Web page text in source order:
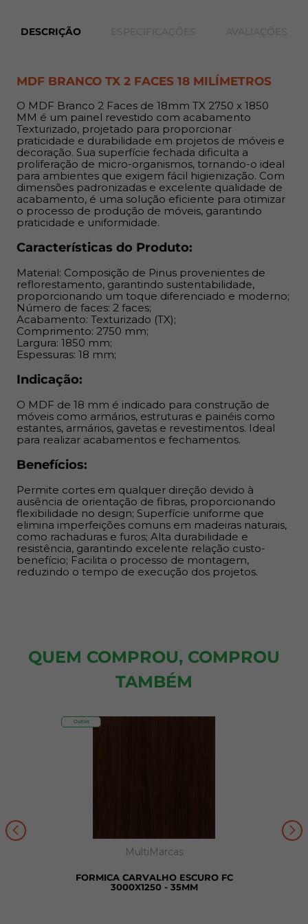
proporcionando um toque diferenciado e moderno;
Comprimento: 2750 mm;
Espessuras: 18 mm;
Indicação:
O MDF de 18 mm é indicado para construção de móveis
como armários, estruturas e painéis como estantes,
armários, gavetas e revestimentos. Ideal para realizar
acabamentos e fechamentos.
Benefícios:
Permite cortes em qualquer direção devido à ausência
de orientação de fibras, proporcionando flexibilidade no
design; Superfície uniforme que elimina imperfeições
comuns em madeiras naturais, como rachaduras e furos;
Alta durabilidade e resistência, garantindo excelente
relação custo-benefício; Facilita o processo de
projetos.
DESCRIÇÃO
MDF BRANCO TX 2 FACES 18 MILÍMETROS
O MDF Branco 2 Faces de 18mm TX 2750 x 1850
MM é um painel revestido com acabamento
Texturizado, projetado para proporcionar
praticidade e durabilidade em projetos de móveis e
decoração. Sua superfície fechada dificulta a
proliferação de micro-organismos, tornando-o ideal
para ambientes que exigem fácil higienização. Com
dimensões padronizadas e excelente qualidade de
acabamento, é uma solução eficiente para otimizar
o processo de produção de móveis, garantindo
praticidade e uniformidade.
Características do Produto:
Material: Composição de Pinus provenientes de
reflorestamento, garantindo sustentabilidade,
proporcionando um toque diferenciado e moderno;
Número de faces: 2 faces;
Acabamento: Texturizado (TX);
Comprimento: 2750 mm;
Largura: 1850 mm;
Espessuras: 18 mm;
Indicação:
O MDF de 18 mm é indicado para construção de
móveis como armários, estruturas e painéis como
estantes, armários, gavetas e revestimentos. Ideal
para realizar acabamentos e fechamentos.
Benefícios:
Permite cortes em qualquer direção devido à
ausência de orientação de fibras, proporcionando
flexibilidade no design; Superfície uniforme que
elimina imperfeições comuns em madeiras naturais,
como rachaduras e furos; Alta durabilidade e
resistência, garantindo excelente relação custo-
benefício; Facilita o processo de montagem,
reduzindo o tempo de execução dos projetos.
QUEM COMPROU, COMPROU
TAMBÉM
Outlet
MultiMarcas
FORMICA CARVALHO ESCURO FC
3000X1250 - 35MM